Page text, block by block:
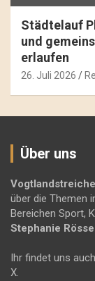
Städtelauf
und
erlaufen
26. Juli 2026
Über uns
über die Themen
Bereichen Sport,
Stephanie
Ihr findet uns
X.